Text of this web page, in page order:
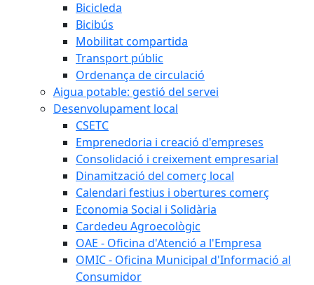
Bicicleda
Bicibús
Mobilitat compartida
Transport públic
Ordenança de circulació
Aigua potable: gestió del servei
Desenvolupament local
CSETC
Emprenedoria i creació d'empreses
Consolidació i creixement empresarial
Dinamització del comerç local
Calendari festius i obertures comerç
Economia Social i Solidària
Cardedeu Agroecològic
OAE - Oficina d'Atenció a l'Empresa
OMIC - Oficina Municipal d'Informació al
Consumidor